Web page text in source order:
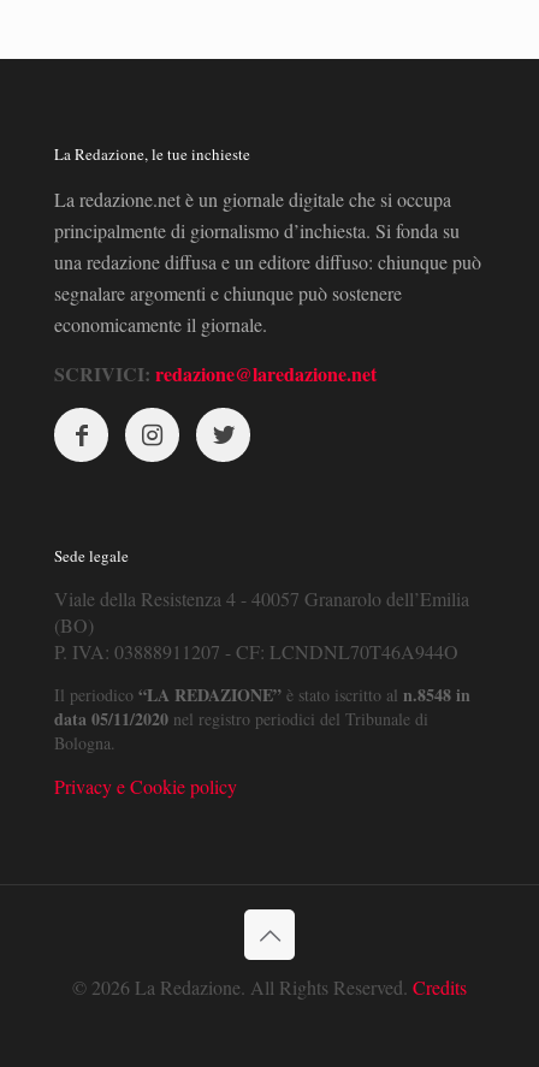
La Redazione, le tue inchieste
La redazione.net è un giornale digitale che si occupa
principalmente di giornalismo d’inchiesta. Si fonda su
una redazione diffusa e un editore diffuso: chiunque può
segnalare argomenti e chiunque può sostenere
economicamente il giornale.
SCRIVICI: redazione@laredazione.net
Sede legale
Viale della Resistenza 4 - 40057 Granarolo dell’Emilia
(BO)
P. IVA: 03888911207 - CF: LCNDNL70T46A944O
Il periodico “LA REDAZIONE” è stato iscritto al n.8548 in
data 05/11/2020 nel registro periodici del Tribunale di
Bologna.
Privacy e Cookie policy
© 2026 La Redazione. All Rights Reserved. Credits